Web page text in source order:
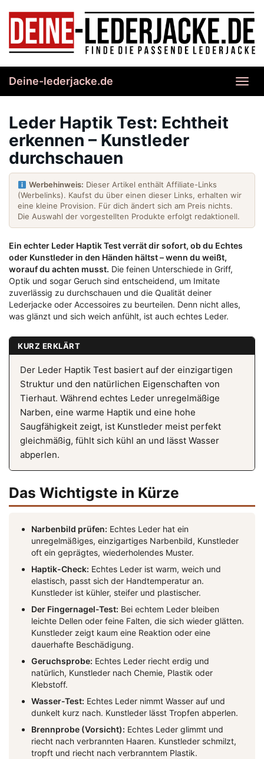
content
Deine-lederjacke.de
Leder Haptik Test: Echtheit
erkennen – Kunstleder
durchschauen
Werbehinweis: Dieser Artikel enthält Affiliate-Links
(Werbelinks). Kaufst du über einen dieser Links, erhalten wir
eine kleine Provision. Für dich ändert sich am Preis nichts.
Die Auswahl der vorgestellten Produkte erfolgt redaktionell.
Ein echter Leder Haptik Test verrät dir sofort, ob du Echtes
oder Kunstleder in den Händen hältst – wenn du weißt,
worauf du achten musst. Die feinen Unterschiede in Griff,
Optik und sogar Geruch sind entscheidend, um Imitate
zuverlässig zu durchschauen und die Qualität deiner
Lederjacke oder Accessoires zu beurteilen. Denn nicht alles,
was glänzt und sich weich anfühlt, ist auch echtes Leder.
KURZ ERKLÄRT
Der Leder Haptik Test basiert auf der einzigartigen
Struktur und den natürlichen Eigenschaften von
Tierhaut. Während echtes Leder unregelmäßige
Narben, eine warme Haptik und eine hohe
Saugfähigkeit zeigt, ist Kunstleder meist perfekt
gleichmäßig, fühlt sich kühl an und lässt Wasser
abperlen.
Das Wichtigste in Kürze
Narbenbild prüfen: Echtes Leder hat ein
unregelmäßiges, einzigartiges Narbenbild, Kunstleder
oft ein geprägtes, wiederholendes Muster.
Haptik-Check: Echtes Leder ist warm, weich und
elastisch, passt sich der Handtemperatur an.
Kunstleder ist kühler, steifer und plastischer.
Der Fingernagel-Test: Bei echtem Leder bleiben
leichte Dellen oder feine Falten, die sich wieder glätten.
Kunstleder zeigt kaum eine Reaktion oder eine
dauerhafte Beschädigung.
Geruchsprobe: Echtes Leder riecht erdig und
natürlich, Kunstleder nach Chemie, Plastik oder
Klebstoff.
Wasser-Test: Echtes Leder nimmt Wasser auf und
dunkelt kurz nach. Kunstleder lässt Tropfen abperlen.
Brennprobe (Vorsicht): Echtes Leder glimmt und
riecht nach verbrannten Haaren. Kunstleder schmilzt,
tropft und riecht nach verbranntem Plastik.